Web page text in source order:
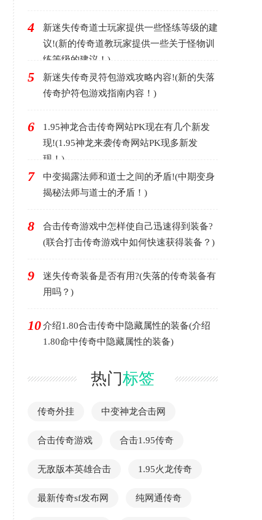
4
新迷失传奇道士玩家提供一些怪练等级的建
议!(新的传奇道教玩家提供一些关于怪物训
练等级的建议！)
5
新迷失传奇灵符包游戏攻略内容!(新的失落
传奇护符包游戏指南内容！)
6
1.95神龙合击传奇网站PK现在有几个新发
现!(1.95神龙来袭传奇网站PK现多新发
现！)
7
中变揭露法师和道士之间的矛盾!(中期变身
揭秘法师与道士的矛盾！)
8
合击传奇游戏中怎样使自己迅速得到装备?
(联合打击传奇游戏中如何快速获得装备？)
9
迷失传奇装备是否有用?(失落的传奇装备有
用吗？)
10介绍1.80合击传奇中隐藏属性的装备(介绍
1.80命中传奇中隐藏属性的装备)
热门标签
传奇外挂 中变神龙合击网
合击传奇游戏 合击1.95传奇
无敌版本英雄合击 1.95火龙传奇
最新传奇sf发布网 纯网通传奇